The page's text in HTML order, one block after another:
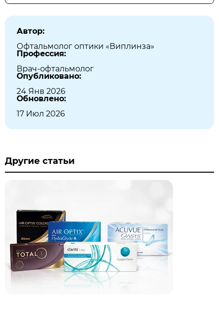
Автор:
Офтальмолог оптики «Виплинза»
Профессия:
Врач-офтальмолог
Опубликовано:
24 Янв 2026
Обновлено:
17 Июл 2026
Другие статьи